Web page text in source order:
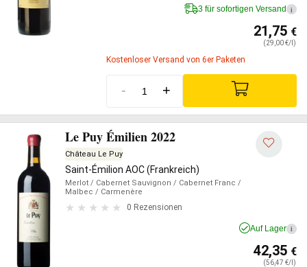
3 für sofortigen Versand i
21,75 €
(29,00 €/l)
Kostenloser Versand von 6er Paketen
- +
Le Puy Émilien 2022
Château Le Puy
Saint-Émilion AOC (Frankreich)
Merlot / Cabernet Sauvignon / Cabernet Franc /
Malbec / Carmenère
0 Rezensionen
Auf Lager i
42,35 €
(56,47 €/l)